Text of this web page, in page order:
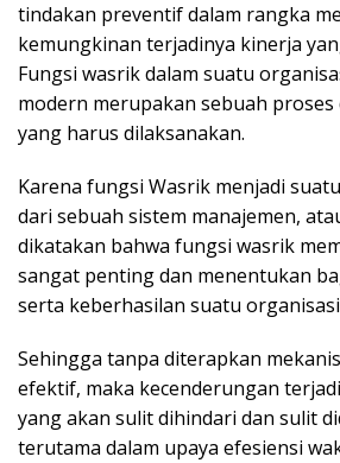
tindakan preventif dalam rangka
kemungkinan terjadinya kinerja
Fungsi wasrik dalam suatu
modern merupakan sebuah proses
yang harus dilaksanakan.
Karena fungsi Wasrik menjadi
dari sebuah sistem manajemen,
dikatakan bahwa fungsi wasrik
sangat penting dan menentukan
serta keberhasilan suatu
Sehingga tanpa diterapkan
efektif, maka kecenderungan
yang akan sulit dihindari dan sulit
terutama dalam upaya efesiensi